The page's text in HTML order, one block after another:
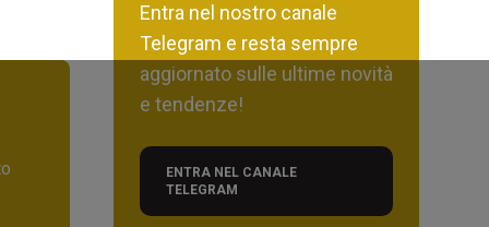
Entra nel nostro canale
Telegram e resta sempre
aggiornato sulle ultime novità
e tendenze!
ENTRA NEL CANALE
TELEGRAM